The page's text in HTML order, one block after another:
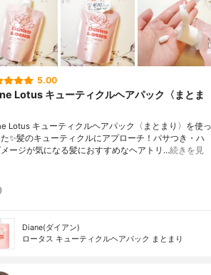
5.00
Lotus キューティクルヘアパック〈まとま
Lotus キューティクルヘアパック〈まとまり〉を使っ
✨髪のキューティクルにアプローチ！パサつき・ハ
ージが気になる髪におすすめなヘアトリ…続きを見
Diane(ダイアン)
ロータス キューティクルヘアパック まとまり